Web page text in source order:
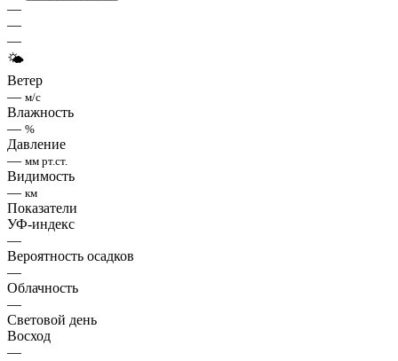
—
—
—
🌤
Ветер
— м/с
Влажность
— %
Давление
— мм рт.ст.
Видимость
— км
Показатели
УФ-индекс
—
Вероятность осадков
—
Облачность
—
Световой день
Восход
—